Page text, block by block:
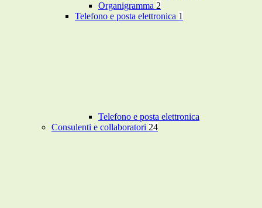
Organigramma 2
Telefono e posta elettronica 1
Telefono e posta elettronica
Consulenti e collaboratori 24